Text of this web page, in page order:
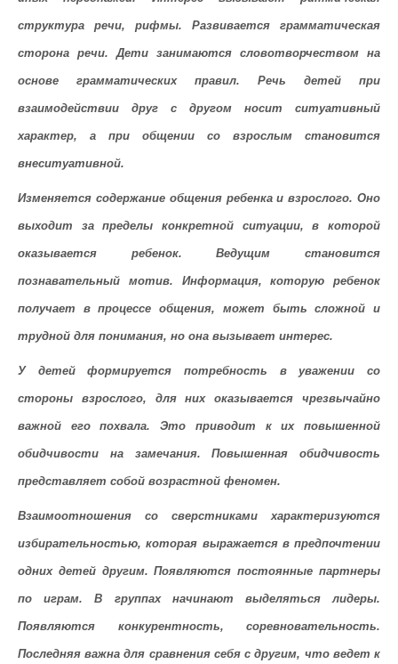
структура речи, рифмы. Развивается грамматическая
сторона речи. Дети занимаются словотворчеством на
основе грамматических правил. Речь детей при
взаимодействии друг с другом носит ситуативный
характер, а при общении со взрослым становится
внеситуативной.
Изменяется содержание общения ребенка и взрослого. Оно
выходит за пределы конкретной ситуации, в которой
оказывается ребенок. Ведущим становится
познавательный мотив. Информация, которую ребенок
получает в процессе общения, может быть сложной и
трудной для понимания, но она вызывает интерес.
У детей формируется потребность в уважении со
стороны взрослого, для них оказывается чрезвычайно
важной его похвала. Это приводит к их повышенной
обидчивости на замечания. Повышенная обидчивость
представляет собой возрастной феномен.
Взаимоотношения со сверстниками характеризуются
избирательностью, которая выражается в предпочтении
одних детей другим. Появляются постоянные партнеры
по играм. В группах начинают выделяться лидеры.
Появляются конкурентность, соревновательность.
Последняя важна для сравнения себя с другим, что ведет к